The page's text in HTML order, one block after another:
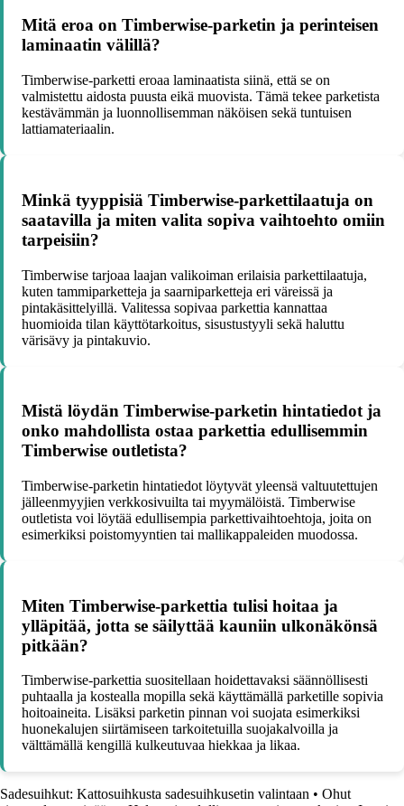
Mitä eroa on Timberwise-parketin ja perinteisen
laminaatin välillä?
Timberwise-parketti eroaa laminaatista siinä, että se on
valmistettu aidosta puusta eikä muovista. Tämä tekee parketista
kestävämmän ja luonnollisemman näköisen sekä tuntuisen
lattiamateriaalin.
Minkä tyyppisiä Timberwise-parkettilaatuja on
saatavilla ja miten valita sopiva vaihtoehto omiin
tarpeisiin?
Timberwise tarjoaa laajan valikoiman erilaisia parkettilaatuja,
kuten tammiparketteja ja saarniparketteja eri väreissä ja
pintakäsittelyillä. Valitessa sopivaa parkettia kannattaa
huomioida tilan käyttötarkoitus, sisustustyyli sekä haluttu
värisävy ja pintakuvio.
Mistä löydän Timberwise-parketin hintatiedot ja
onko mahdollista ostaa parkettia edullisemmin
Timberwise outletista?
Timberwise-parketin hintatiedot löytyvät yleensä valtuutettujen
jälleenmyyjien verkkosivuilta tai myymälöistä. Timberwise
outletista voi löytää edullisempia parkettivaihtoehtoja, joita on
esimerkiksi poistomyyntien tai mallikappaleiden muodossa.
Miten Timberwise-parkettia tulisi hoitaa ja
ylläpitää, jotta se säilyttää kauniin ulkonäkönsä
pitkään?
Timberwise-parkettia suositellaan hoidettavaksi säännöllisesti
puhtaalla ja kostealla mopilla sekä käyttämällä parketille sopivia
hoitoaineita. Lisäksi parketin pinnan voi suojata esimerkiksi
huonekalujen siirtämiseen tarkoitetuilla suojakalvoilla ja
välttämällä kengillä kulkeutuvaa hiekkaa ja likaa.
Sadesuihkut: Kattosuihkusta sadesuihkusetin valintaan • Ohut